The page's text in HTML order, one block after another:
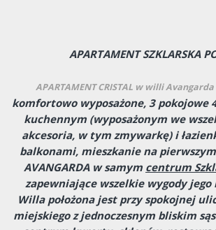
APARTAMENT SZKLARSKA
APARTAMENT CRISTAL w willi Avangarda
komfortowo wyposażone, 3 pokojowe
kuchennym (wyposażonym we
akcesoria, w tym zmywarkę) i
balkonami, mieszkanie na
AVANGARDA w samym centrum
zapewniające wszelkie wygody jego
Willa położona jest przy spokojnej
miejskiego z jednoczesnym bliskim